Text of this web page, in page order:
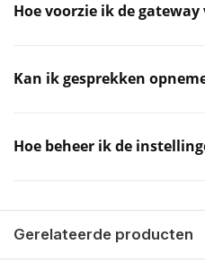
Hoe voorzie ik de
Kan ik gesprekken
Hoe beheer ik de
Gerelateerde producten